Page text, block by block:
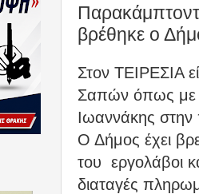
βρέθηκε ο
Στον ΤΕΙΡΕΣΙΑ
Σαπών όπως με
Ιωαννάκης στην
Ο Δήμος έχει
του εργολάβοι
διαταγές